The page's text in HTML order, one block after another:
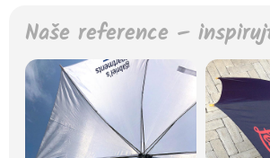
Naše reference –